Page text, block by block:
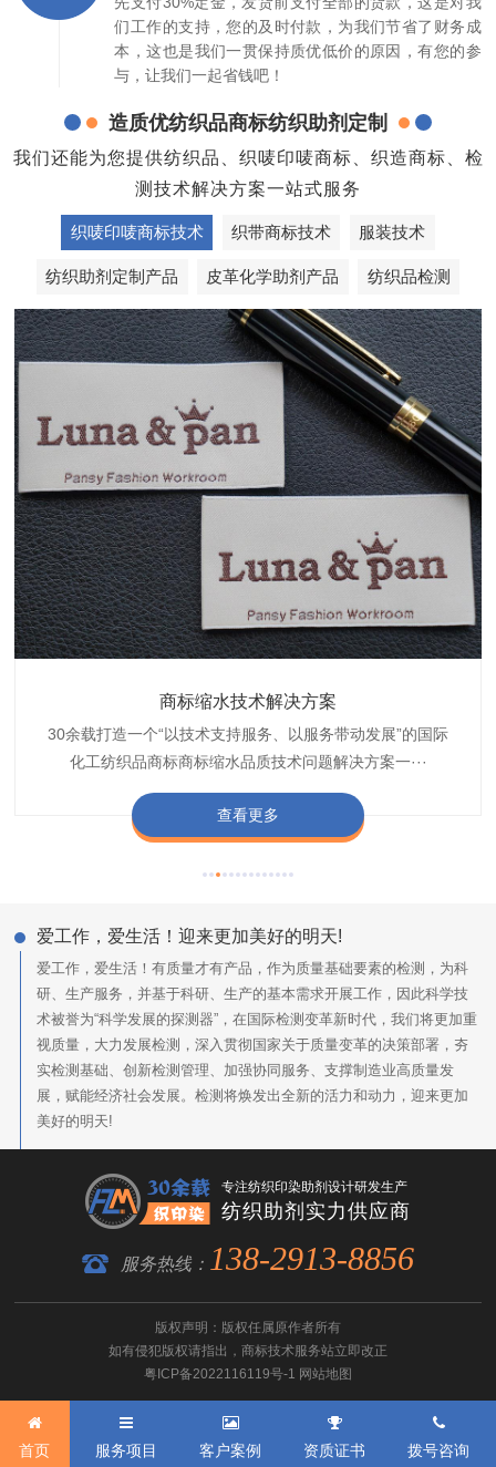
们工作的支持，您的及时付款，为我们节省了财务成
本，这也是我们一贯保持质优低价的原因，有您的参
与，让我们一起省钱吧！
造质优纺织品商标纺织助剂定制
我们还能为您提供纺织品、织唛印唛商标、织造商标、检
测技术解决方案一站式服务
织唛印唛商标技术 织带商标技术 服装技术
纺织助剂定制产品 皮革化学助剂产品 纺织品检测
商标缩水技术解决方案
30余载打造一个“以技术支持服务、以服务带动发展”的国际
化工纺织品商标商标缩水品质技术问题解决方案一···
查看更多
织带商标防水技术解决方案
博准公司专注于织带商标防水技术解决方案30余载,励志于
纺织品商标企业打造含油量超标品质技术问题解决方···
查看更多
服装颜色不匀技术解决方案
博准是一家专注30余载设计研发织唛印唛商标、织带服装颜
色不匀品质技术问题解决方案一站式服务提供商,技···
查看更多
纺织品阻燃母粒
博准致力于成为纺织品商标阻燃母粒剂,TF-W760,TF-W760
阻燃母粒剂加工定制服务实力提供商,···
查看更多
爱工作，爱生活！迎来更加美好的明天!
爱工作，爱生活！有质量才有产品，作为质量基础要素的检测，为科
研、生产服务，并基于科研、生产的基本需求开展工作，因此科学技
术被誉为“科学发展的探测器”，在国际检测变革新时代，我们将更加重
视质量，大力发展检测，深入贯彻国家关于质量变革的决策部署，夯
实检测基础、创新检测管理、加强协同服务、支撑制造业高质量发
展，赋能经济社会发展。检测将焕发出全新的活力和动力，迎来更加
美好的明天!
专注纺织印染助剂设计研发生产
纺织助剂实力供应商
服务热线： 138-2913-8856
版权声明：版权任属原作者所有
如有侵犯版权请指出， 商标技术服务站立即改正
粤ICP备2022116119号-1 网站地图
首页 服务项目 客户案例 资质证书 拨号咨询